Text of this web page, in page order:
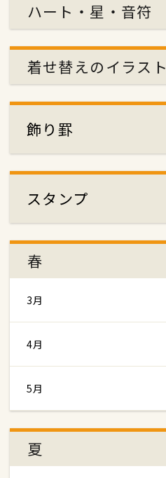
ハート・星・音符
着せ替えのイラスト
飾り罫
スタンプ
春
3月
4月
5月
夏